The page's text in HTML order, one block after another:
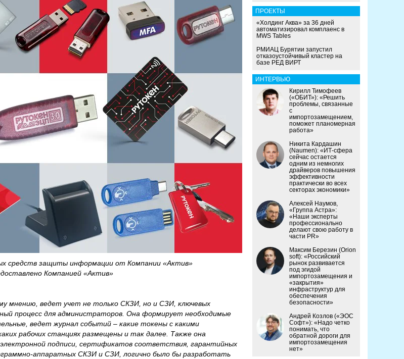
средств защиты информации от Компании «Актив»
Компанией «Актив»
мнению, ведет учет не только СКЗИ, но и СЗИ, ключевых
процесс для администраторов. Она формирует необходимые
ведет журнал событий – какие токены с какими
рабочих станциях размещены и так далее. Также она
подписи, сертификатов соответствия, гарантийных
аппаратных СКЗИ и СЗИ, логично было бы разработать
ПРОЕКТЫ
«Холдинг Аква» за 36 дней
автоматизировал комплаенс в
MWS Tables
РМИАЦ Бурятии запустил
отказоустойчивый кластер на
базе РЕД ВИРТ
ИНТЕРВЬЮ
Кирилл Тимофеев
(«ОБИТ»): «Решить
проблемы, связанные
с
импортозамещением,
поможет планомерная
работа»
Никита Кардашин
(Naumen): «ИТ-сфера
сейчас остается
одним из немногих
драйверов повышения
эффективности
практически во всех
секторах экономики»
Алексей Наумов,
«Группа Астра»:
«Наши эксперты
профессионально
делают свою работу в
части PR»
Максим Березин (Orion
soft): «Российский
рынок развивается
под эгидой
импортозамещения и
«закрытия»
инфраструктур для
обеспечения
безопасности»
Андрей Козлов («ЭОС
Софт»): «Надо четко
понимать, что
обратной дороги для
импортозамещения
нет»